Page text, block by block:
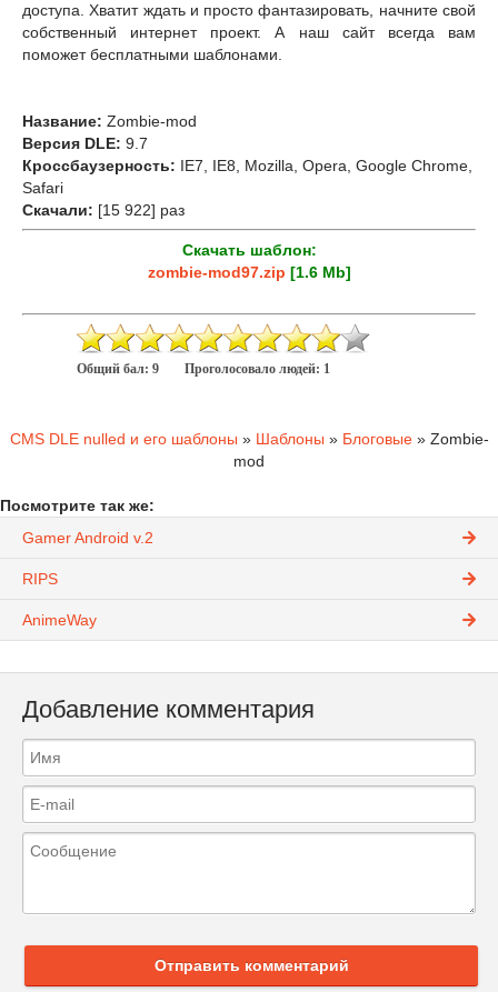
доступа. Хватит ждать и просто фантазировать, начните свой
собственный интернет проект. А наш сайт всегда вам
поможет бесплатными шаблонами.
Название: Zombie-mod
Версия DLE: 9.7
Кроссбаузерность: IE7, IE8, Mozilla, Opera, Google Chrome,
Safari
Скачали: [15 922] раз
Скачать шаблон:
zombie-mod97.zip [1.6 Mb]
Общий бал: 9 Проголосовало людей: 1
CMS DLE nulled и его шаблоны » Шаблоны » Блоговые» Zombie-
mod
Посмотрите так же:
Gamer Android v.2
RIPS
AnimeWay
Добавление комментария
Отправить комментарий